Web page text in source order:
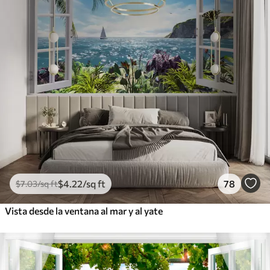
$7.03/sq ft$4 .22/sq ft 78
Vista desde la ventana al mar y al yate